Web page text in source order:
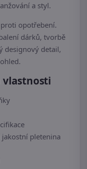
a styl.
opotřebení.
dárků, tvorbě
designový detail,
vlastnosti
pletenina